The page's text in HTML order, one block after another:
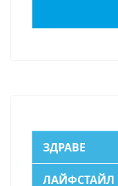
ЗДРАВЕ
ЛАЙФСТАЙЛ